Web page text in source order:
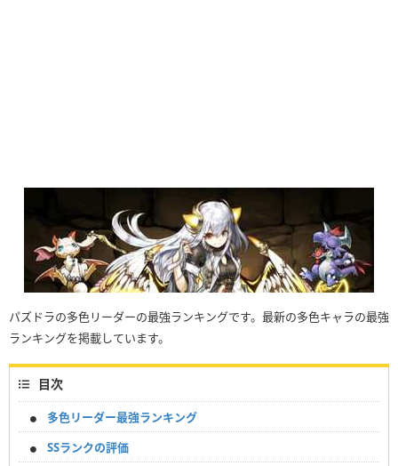
パズドラの多色リーダーの最強ランキングです。最新の多色キャラの最強
ランキングを掲載しています。
目次
多色リーダー最強ランキング
SSランクの評価